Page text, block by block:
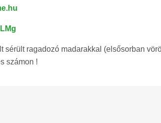
sérült ragadozó madarakkal (elsősorban
számon !